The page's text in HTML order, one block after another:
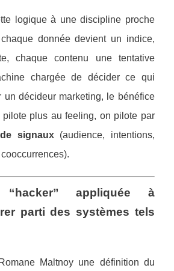
logique à une discipline proche
donnée devient un indice,
chaque contenu une tentative
chargée de décider ce qui
un décideur marketing, le bénéfice
plus au feeling, on pilote par
signaux(audience, intentions,
appliquée à
parti des systèmes tels
Maltnoy une définition du